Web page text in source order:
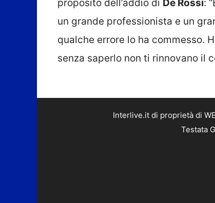
proposito dell’addio di De Rossi:
un grande professionista e un
qualche errore lo ha commesso.
senza saperlo non ti rinnovano il
Interlive.it di proprietà di
Testata